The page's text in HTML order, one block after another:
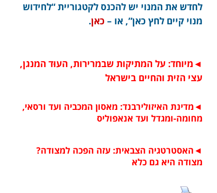
לחדש את המנוי יש להכנס לקטגוריית “לחידוש
מנוי קיים לחץ כאן”, או – כאן.
◄ מיוחד: על המתיקות שבמרירות, העוּד המנגן,
עצי הזית והחיים בישראל
◄מדינת האיזולירבנד: מאסון המכביה ועד ורסאי,
מחומה-ומגדל ועד אנאפוליס
◄האסטרטגיה הצבאית: עזה הפכה למצודה?
מצודה היא גם כלא